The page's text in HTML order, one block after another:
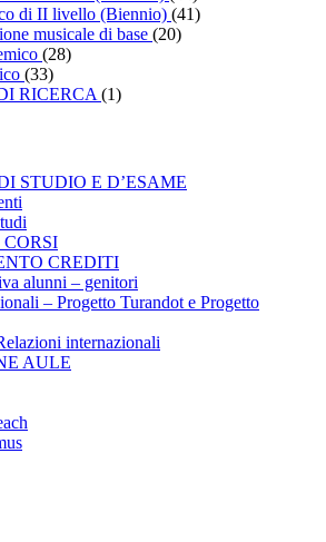
di II livello (Biennio) (41)
musicale di base (20)
(28)
(33)
RICERCA (1)
STUDIO E D’ESAME
CREDITI
alunni – genitori
– Progetto Turandot e Progetto
internazionali
AULE